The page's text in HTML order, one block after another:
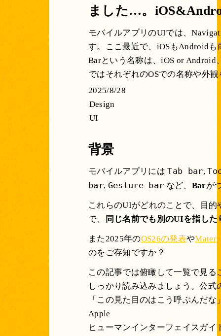
ました…。
モバイルアプリのUIでは、
す。ここ最近で、iOSもAndroid
Barという名称は、iOS or
ではそれぞれのOSでの名称や外
2025/8/28
Design
UI
背景
モバイルアプリにはTab bar,
bar, Gesture bar など、 Barが
これらのUIがどれのことで、目
で、
同じ名前でも別のUIを指した
また2025年のOS26の発表や
のをご存知ですか？
この記事では俯瞰して一覧で見
しっかり読み込みましょう。公
「この見た目のはこう呼ぶんだ
Apple
ヒューマンインターフェイスガイ